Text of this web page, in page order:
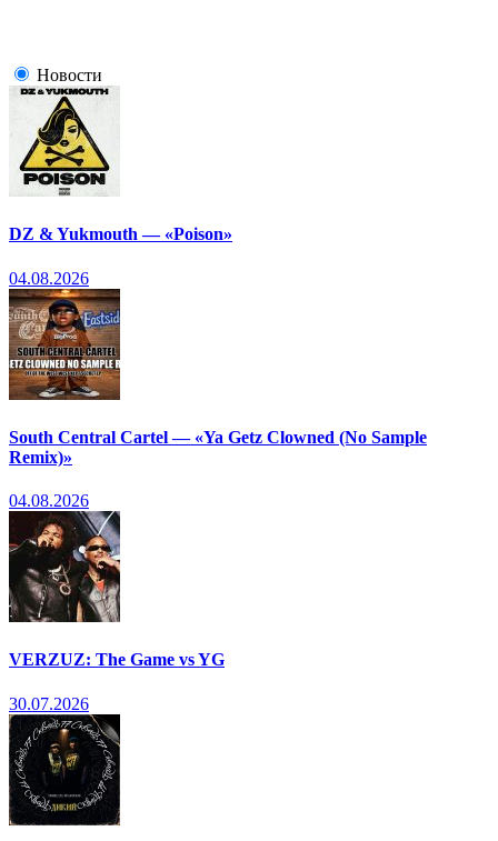
Новости
DZ & Yukmouth — «Poison»
04.08.2026
South Central Cartel — «Ya Getz Clowned (No Sample
Remix)»
04.08.2026
VERZUZ: The Game vs YG
30.07.2026